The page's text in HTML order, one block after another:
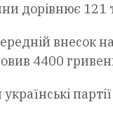
дорівнює 121
внесок
4400